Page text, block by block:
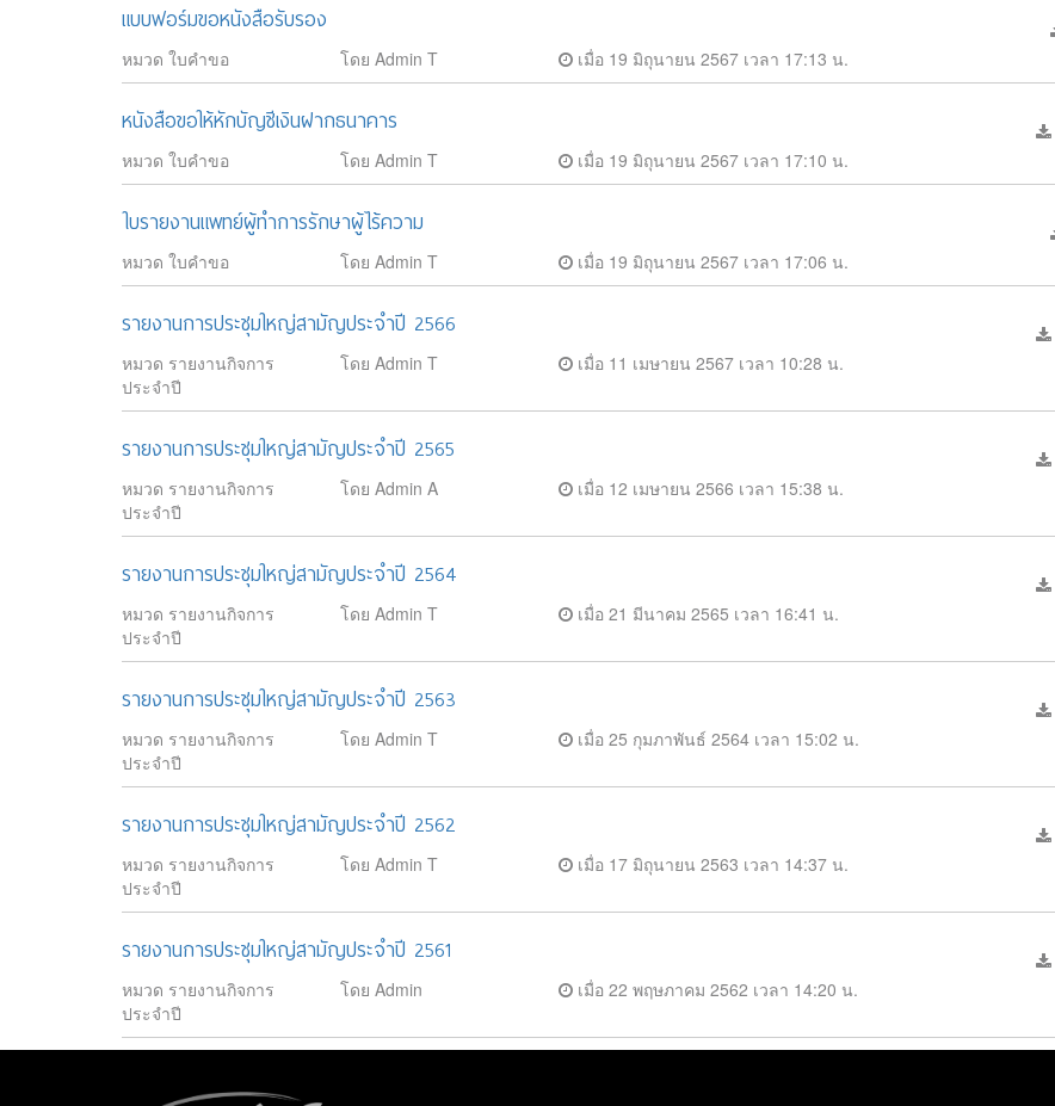
แบบฟอร์มขอหนังสือรับรอง
หมวด ใบคำขอ โดย Admin T เมื่อ 19 มิถุนายน 2567 เวลา 17:13 น.
หนังสือขอให้หักบัญชีเงินฝากธนาคาร
หมวด ใบคำขอ โดย Admin T เมื่อ 19 มิถุนายน 2567 เวลา 17:10 น.
ใบรายงานแพทย์ผู้ทำการรักษาผู้ไร้ความ
หมวด ใบคำขอ โดย Admin T เมื่อ 19 มิถุนายน 2567 เวลา 17:06 น.
รายงานการประชุมใหญ่สามัญประจำปี 2566
หมวด รายงานกิจการ
ประจำปี
โดย Admin T เมื่อ 11 เมษายน 2567 เวลา 10:28 น.
รายงานการประชุมใหญ่สามัญประจำปี 2565
หมวด รายงานกิจการ
ประจำปี
โดย Admin A เมื่อ 12 เมษายน 2566 เวลา 15:38 น.
รายงานการประชุมใหญ่สามัญประจำปี 2564
หมวด รายงานกิจการ
ประจำปี
โดย Admin T เมื่อ 21 มีนาคม 2565 เวลา 16:41 น.
รายงานการประชุมใหญ่สามัญประจำปี 2563
หมวด รายงานกิจการ
ประจำปี
โดย Admin T เมื่อ 25 กุมภาพันธ์ 2564 เวลา 15:02 น.
รายงานการประชุมใหญ่สามัญประจำปี 2562
หมวด รายงานกิจการ
ประจำปี
โดย Admin T เมื่อ 17 มิถุนายน 2563 เวลา 14:37 น.
รายงานการประชุมใหญ่สามัญประจำปี 2561
หมวด รายงานกิจการ
ประจำปี
โดย Admin เมื่อ 22 พฤษภาคม 2562 เวลา 14:20 น.